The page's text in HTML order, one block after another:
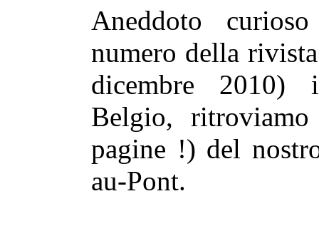
Aneddoto
numero della
dicembre 2010)
Belgio,
pagine !) del
au-Pont.